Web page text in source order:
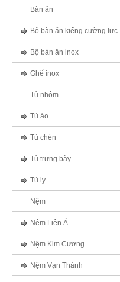
Bàn ăn
Bộ bàn ăn kiếng cường lực
Bộ bàn ăn inox
Ghế inox
Tủ nhôm
Tủ áo
Tủ chén
Tủ trưng bày
Tủ ly
Nệm
Nệm Liên Á
Nệm Kim Cương
Nệm Vạn Thành